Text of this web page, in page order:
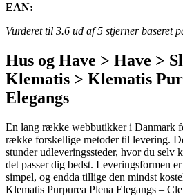
EAN:
Vurderet til 3.6 ud af 5 stjerner baseret
Hus og Have > Have >
Klematis > Klematis
Elegangs
En lang række webbutikker i Danmark
række forskellige metoder til levering.
stunder udleveringssteder, hvor du selv
det passer dig bedst. Leveringsformen
simpel, og endda tillige den mindst
Klematis Purpurea Plena Elegangs –